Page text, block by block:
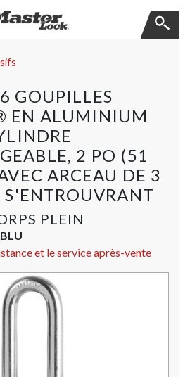
GOUPILLES
EN ALUMINIUM
2 PO (51
ARCEAU DE 3
PLEIN
et le service après-vente